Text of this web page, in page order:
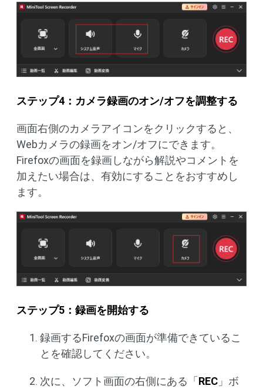
ステップ4：カメラ録画のオン/オフを調整する
画面右側のカメラアイコンをクリックすると、
Webカメラの録画をオン/オフにできます。
Firefoxの画面を録画しながら解説やコメントを
加えたい場合は、有効にすることをおすすめし
ます。
ステップ5：録画を開始する
録画するFirefoxの画面が準備できているこ
とを確認してください。
次に、ソフト画面の右側にある「 REC 」ボ